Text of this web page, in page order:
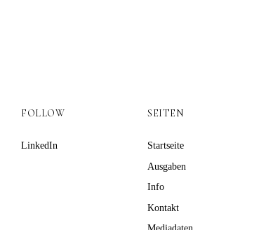
FOLLOW
LinkedIn
SEITEN
Startseite
Ausgaben
Info
Kontakt